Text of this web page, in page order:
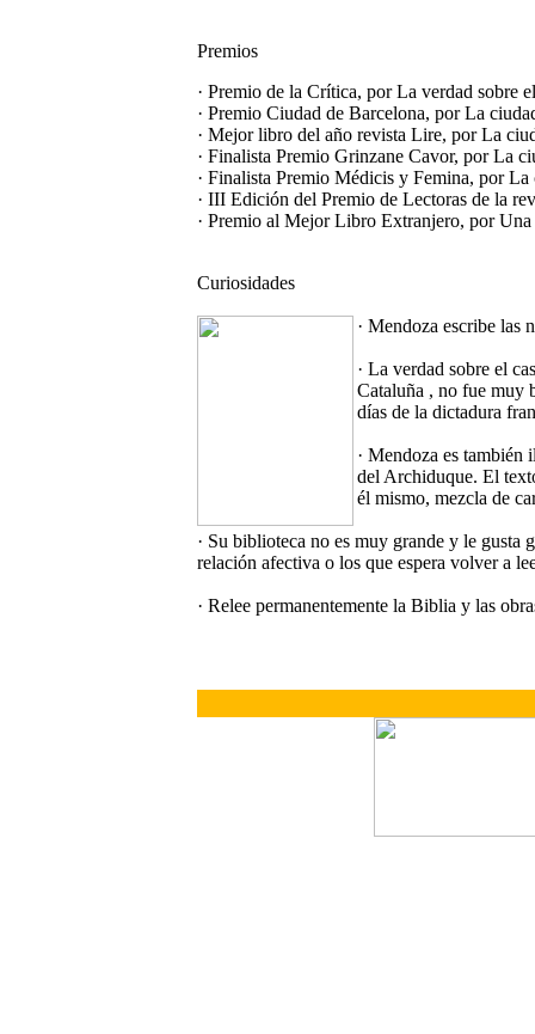
Premios
· Premio de la Crítica, por La verdad sobre
· Premio Ciudad de Barcelona, por La
· Mejor libro del año revista Lire, por La
· Finalista Premio Grinzane Cavor, por La
· Finalista Premio Médicis y Femina, por
· III Edición del Premio de Lectoras de la
· Premio al Mejor Libro Extranjero, por
Curiosidades
· Mendoza escribe las
· La verdad sobre el
Cataluña , no fue muy
días de la dictadura
· Mendoza es
del Archiduque. El
él mismo, mezcla de
· Su biblioteca no es muy grande y le gusta
relación afectiva o los que espera volver a
· Relee permanentemente la Biblia y las